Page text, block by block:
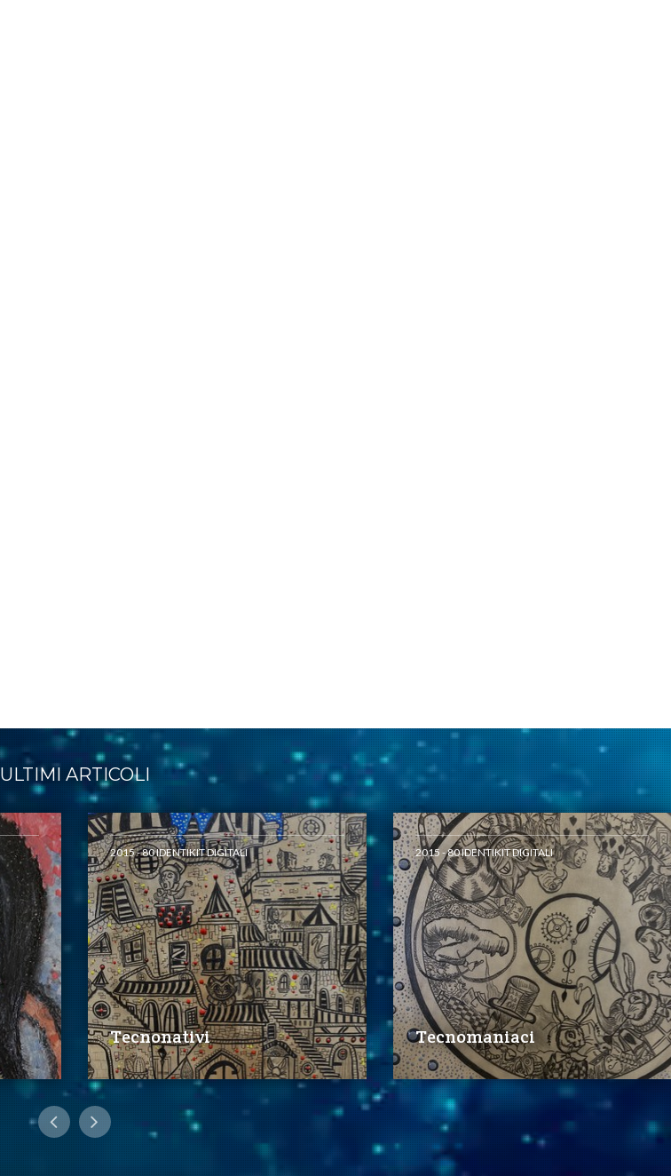
ULTIMI ARTICOLI
2015 - 80 IDENTIKIT DIGITALI
Tecnonativi
2015 - 80 IDENTIKIT DIGITALI
Tecnomaniaci